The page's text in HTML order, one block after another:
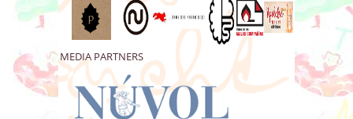
MEDIA PARTNERS